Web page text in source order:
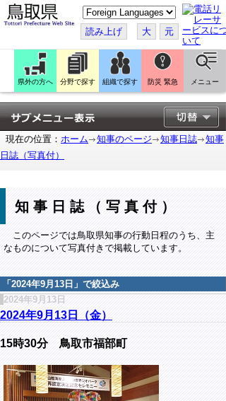
こ
の
ペ
ー
ジ
翻
訳
す
る
読み上げ 大 元
県外の方へ 分野で探す 組織で探す 防災 緊急 メニュー
現在の位置： ホーム 知事のページ 知事日誌
知事
日誌（写真付）
知事日誌（写真付）
このページでは鳥取県知事の行動日程のうち、主
なものについて写真付きで掲載しています。
「 2024年9月13日 」で絞込み
2024年9月13日
2024年9月13日（金）
15時30分 鳥取市福部町